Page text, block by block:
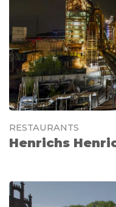
RESTAURANTS
Henrichs